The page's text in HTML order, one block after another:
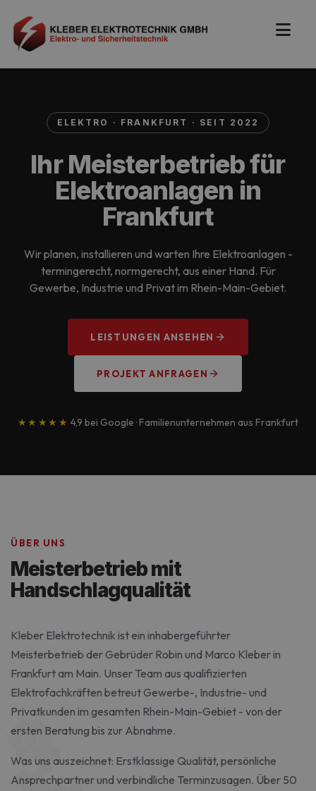
ELEKTRO · FRANKFURT · SEIT 2022
Ihr Meisterbetrieb für
Elektroanlagen in
Frankfurt
Wir planen, installieren und warten Ihre Elektroanlagen -
termingerecht, normgerecht, aus einer Hand. Für
Gewerbe, Industrie und Privat im Rhein-Main-Gebiet.
LEISTUNGEN ANSEHEN
PROJEKT ANFRAGEN
★★★★★ 4,9 bei Google · Familienunternehmen aus Frankfurt
ÜBER UNS
Meisterbetrieb mit
Handschlagqualität
Kleber Elektrotechnik ist ein inhabergeführter
Meisterbetrieb der Gebrüder Robin und Marco Kleber in
Frankfurt am Main. Unser Team aus qualifizierten
Elektrofachkräften betreut Gewerbe-, Industrie- und
Privatkunden im gesamten Rhein-Main-Gebiet - von der
ersten Beratung bis zur Abnahme.
Was uns auszeichnet: Erstklassige Qualität, persönliche
Ansprechpartner und verbindliche Terminzusagen. Über 50